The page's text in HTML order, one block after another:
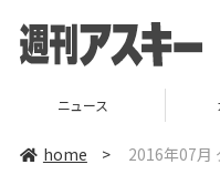
ニュース
home > 2016年07月